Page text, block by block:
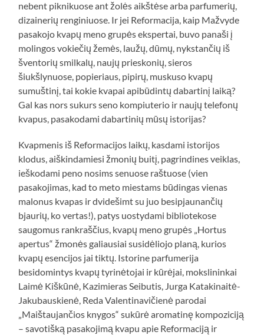
nebent piknikuose ant žolės aikštėse arba parfumerių,
dizainerių renginiuose. Ir jei Reformacija, kaip Mažvyde
pasakojo kvapų meno grupės ekspertai, buvo panaši į
molingos vokiečių žemės, laužų, dūmų, nykstančių iš
šventorių smilkalų, naujų prieskonių, sieros
šiukšlynuose, popieriaus, pipirų, muskuso kvapų
sumuštinį, tai kokie kvapai apibūdintų dabartinį laiką?
Gal kas nors sukurs seno kompiuterio ir naujų telefonų
kvapus, pasakodami dabartinių mūsų istorijas?
Kvapmenis iš Reformacijos laikų, kasdami istorijos
klodus, aiškindamiesi žmonių buitį, pagrindines veiklas,
ieškodami peno nosims senuose raštuose (vien
pasakojimas, kad to meto miestams būdingas vienas
malonus kvapas ir dvidešimt su juo besipjaunančių
bjaurių, ko vertas!), patys uostydami bibliotekose
saugomus rankraščius, kvapų meno grupės „Hortus
apertus“ žmonės galiausiai susidėliojo planą, kurios
kvapų esencijos jai tiktų. Istorine parfumerija
besidomintys kvapų tyrinėtojai ir kūrėjai, mokslininkai
Laimė Kiškūnė, Kazimieras Seibutis, Jurga Katakinaitė-
Jakubauskienė, Reda Valentinavičienė parodai
„Maištaujančios knygos“ sukūrė aromatinę kompoziciją
– savotišką pasakojimą kvapu apie Reformaciją ir